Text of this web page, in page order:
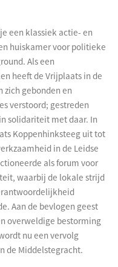
een klassiek actie- en
huiskamer voor politieke
Als een
heeft de Vrijplaats in de
gebonden en
verstoord; gestreden
solidariteit met daar. In
Koppenhinksteeg uit tot
in de Leidse
als forum voor
waarbij de lokale strijd
Aan de bevlogen geest
overweldige bestorming
nu een vervolg
de Middelstegracht.